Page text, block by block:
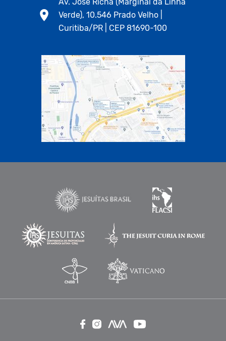
Verde), 10.546 Prado Velho |
Curitiba/PR | CEP 81690-100